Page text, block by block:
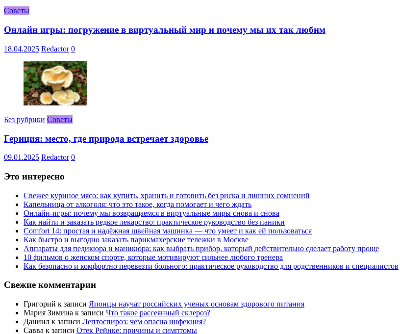
Советы
Онлайн игры: погружение в виртуальный мир и почему мы их так любим
18.04.2025 Redactor 0
Без рубрики Советы
Гериция: место, где природа встречает здоровье
09.01.2025 Redactor 0
Это интересно
Свежее куриное мясо: как купить, хранить и готовить без риска и лишних сомнений
Капельница от алкоголя: что это такое, когда помогает и чего ждать
Онлайн-игры: почему мы возвращаемся в виртуальные миры снова и снова
Как найти и заказать редкое лекарство: практическое руководство без паники
Comfort 14: простая и надёжная швейная машинка — что умеет и как ей пользоваться
Как быстро и выгодно заказать парикмахерские тележки в Москве
Аппараты для педикюра и маникюра: как выбрать прибор, который действительно сделает работу проще
10 фильмов о женском спорте, которые мотивируют сильнее любого тренера
Как безопасно и комфортно перевезти больного: практическое руководство для родственников и специалистов
Свежие комментарии
Григорий к записи Японцы научат российских ученых основам здорового питания
Мария Зимина к записи Что такое рассеянный склероз?
Даниил к записи Лептоспироз: чем опасна инфекция?
Савва к записи Отек Рейнке: причины и симптомы